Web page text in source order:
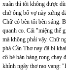
xuân thì tôi không được
chứ ông bố vợ này xứng
Chữ có bên tối bên sáng.
quanh co. Cái "miệng thế
mà không phải vậy. Chữ
phà Cần Thơ nay đã bị
cô bé bán hàng rong chạy
khỉnh ngây thơ rao vang: